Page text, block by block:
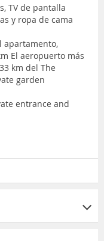
TV de pantalla
y ropa de cama
apartamento,
El aeropuerto más
km del The
garden
entrance and